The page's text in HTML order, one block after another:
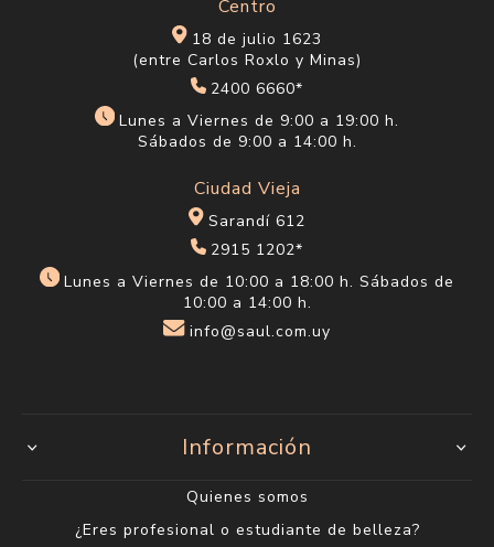
Centro
18 de julio 1623
(entre Carlos Roxlo y Minas)
2400 6660*
Lunes a Viernes de 9:00 a 19:00 h.
Sábados de 9:00 a 14:00 h.
Ciudad Vieja
Sarandí 612
2915 1202*
Lunes a Viernes de 10:00 a 18:00 h. Sábados de
10:00 a 14:00 h.
info@saul.com.uy
Información
Quienes somos
¿Eres profesional o estudiante de belleza?